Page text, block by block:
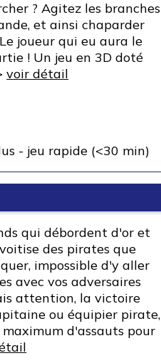
? Agitez les branches
et ainsi chaparder
joueur qui eu aura le
! Un jeu en 3D doté
voir détail
- jeu rapide (<30 min)
qui débordent d'or et
des pirates que
impossible d'y aller
avec vos adversaires
attention, la victoire
ou équipier pirate,
d'assauts pour